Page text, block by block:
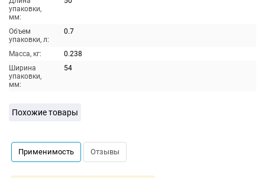
упаковки,
мм:
Объем
упаковки, л:
0.7
Масса, кг:
0.238
Ширина
упаковки,
мм:
54
Похожие товары
Применимость Отзывы